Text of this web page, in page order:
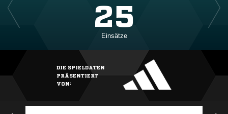
25
Einsätze
DIE SPIELDATEN
PRÄSENTIERT
VON: